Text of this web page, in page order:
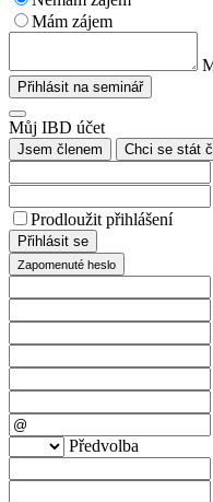
Mám zájem
Přihlásit na seminář
Můj IBD účet
Jsem členem Chci se stát
Prodloužit přihlášení
Přihlásit se
Zapomenuté heslo
Předvolba